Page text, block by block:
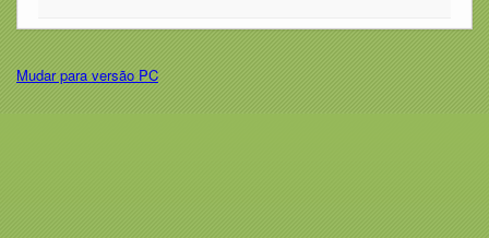
Mudar para versão PC